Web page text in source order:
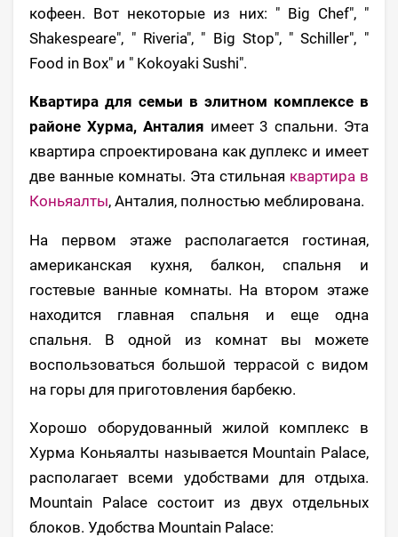
кофеен. Вот некоторые из них: " Big Chef", "
Shakespeare", " Riveria", " Big Stop", " Schiller", "
Food in Box" и " Kokoyaki Sushi".
Квартира для семьи в элитном комплексе в
районе Хурма, Анталия имеет 3 спальни. Эта
квартира спроектирована как дуплекс и имеет
две ванные комнаты. Эта стильная квартира в
Коньяалты, Анталия, полностью меблирована.
На первом этаже располагается гостиная,
американская кухня, балкон, спальня и
гостевые ванные комнаты. На втором этаже
находится главная спальня и еще одна
спальня. В одной из комнат вы можете
воспользоваться большой террасой с видом
на горы для приготовления барбекю.
Хорошо оборудованный жилой комплекс в
Хурма Коньяалты называется Mountain Palace,
располагает всеми удобствами для отдыха.
Mountain Palace состоит из двух отдельных
блоков. Удобства Mountain Palace: